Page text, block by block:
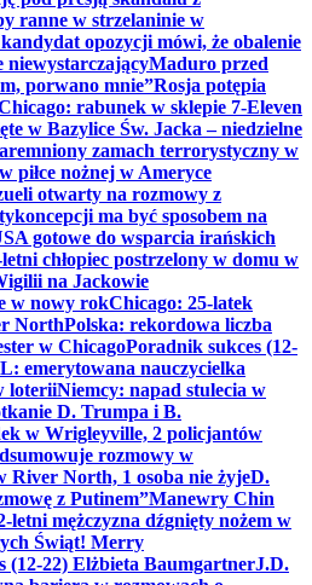
ranne w strzelaninie w
opozycji mówi, że obalenie
Maduro przed
porwano mnie”Rosja potępia
rabunek w sklepie 7-Eleven
w Bazylice Św. Jacka – niedzielne
zamach terrorystyczny w
piłce nożnej w Ameryce
otwarty na rozmowy z
ma być sposobem na
gotowe do wsparcia irańskich
chłopiec postrzelony w domu w
na Jackowie
w nowy rokChicago: 25-latek
NorthPolska: rekordowa liczba
w ChicagoPoradnik sukces (12-
emerytowana nauczycielka
loteriiNiemcy: napad stulecia w
D. Trumpa i B.
w Wrigleyville, 2 policjantów
rozmowy w
River North, 1 osoba nie żyjeD.
z Putinem”Manewry Chin
letni mężczyzna dźgnięty nożem w
Świąt! Merry
(12-22) Elżbieta BaumgartnerJ.D.